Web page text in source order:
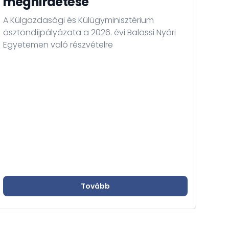
A Külgazdasági és Külügyminisztérium
ösztöndíjpályázata a 2026. évi Balassi Nyári
Egyetemen való részvételre
Tovább